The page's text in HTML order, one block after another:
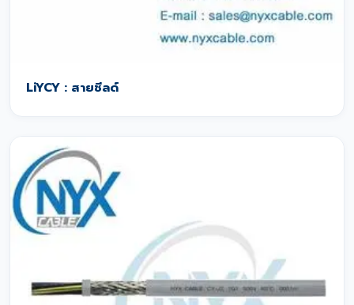
LiYCY : สายชีลด์